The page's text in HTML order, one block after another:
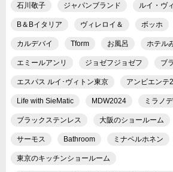
石川敬子 ジャパンブランド ルイ・ヴ
B＆Bイタリア ヴィレロイ＆ ボッホ
カルデバイ Tform お風呂 ホテル
エミールアンリ ジョゼフジョゼフ ブ
エスパス ルイ･ヴィトン東京 アンビエンテ
Life with SieMatic MDW2024 ミラノ
ブラックステンレス 大阪のショールーム
サーモス Bathroom ミナペルホネン
東京のキッチンショールーム